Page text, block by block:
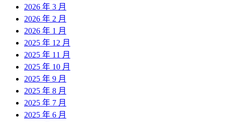
2026 年 3 月
2026 年 2 月
2026 年 1 月
2025 年 12 月
2025 年 11 月
2025 年 10 月
2025 年 9 月
2025 年 8 月
2025 年 7 月
2025 年 6 月